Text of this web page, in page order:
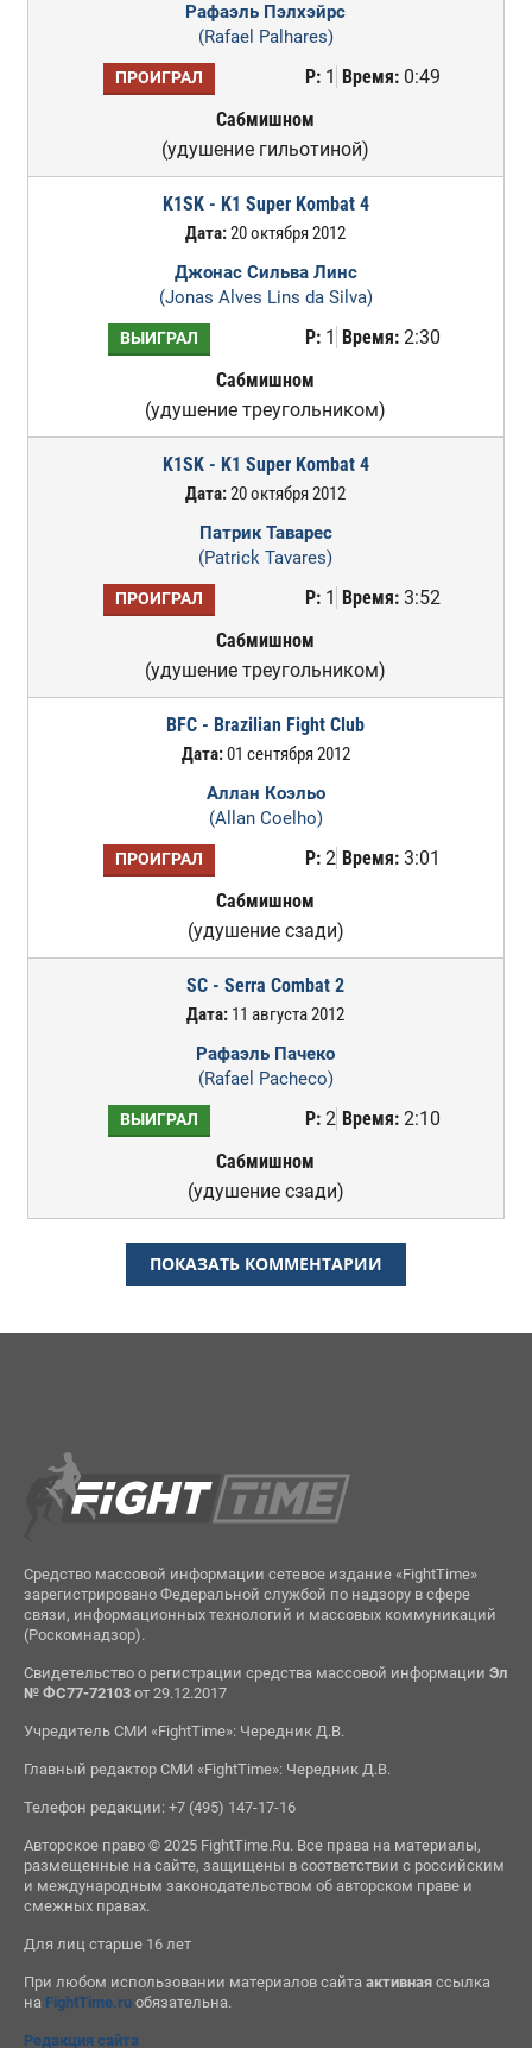
Рафаэль Пэлхэйрс
(Rafael Palhares)
ПРОИГРАЛ Р:1 Время:0:49
Сабмишном
(удушение гильотиной)
K1SK - K1 Super Kombat 4
Дата:20 октября 2012
Джонас Сильва Линс
(Jonas Alves Lins da Silva)
ВЫИГРАЛ Р:1 Время:2:30
Сабмишном
(удушение треугольником)
K1SK - K1 Super Kombat 4
Дата:20 октября 2012
Патрик Таварес
(Patrick Tavares)
ПРОИГРАЛ Р:1 Время:3:52
Сабмишном
(удушение треугольником)
BFC - Brazilian Fight Club
Дата:01 сентября 2012
Аллан Коэльо
(Allan Coelho)
ПРОИГРАЛ Р:2 Время:3:01
Сабмишном
(удушение сзади)
SC - Serra Combat 2
Дата: 11 августа 2012
Рафаэль Пачеко
(Rafael Pacheco)
ВЫИГРАЛ Р:2 Время:2:10
Сабмишном
(удушение сзади)
ПОКАЗАТЬ КОММЕНТАРИИ
Средство массовой информации сетевое издание «FightTime»
зарегистрировано Федеральной службой по надзору в сфере
связи, информационных технологий и массовых коммуникаций
(Роскомнадзор).
Свидетельство о регистрации средства массовой информации Эл
№ ФС77-72103от 29.12.2017
Учредитель СМИ «FightTime»: Чередник Д.В.
Главный редактор СМИ «FightTime»: Чередник Д.В.
Телефон редакции: +7 (495) 147-17-16
Авторское право © 2025 FightTime.Ru. Все права на материалы,
размещенные на сайте, защищены в соответствии с российским
и международным законодательством об авторском праве и
смежных правах.
Для лиц старше 16 лет
При любом использовании материалов сайта активнаяссылка
на FightTime.ruобязательна.
Редакция сайта